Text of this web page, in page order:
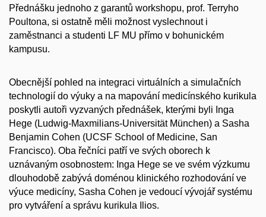
Přednášku jednoho z garantů workshopu, prof. Terryho
Poultona, si ostatně měli možnost vyslechnout i
zaměstnanci a studenti LF MU přímo v bohunickém
kampusu.
Obecnější pohled na integraci virtuálních a simulačních
technologií do výuky a na mapování medicínského kurikula
poskytli autoři vyzvaných přednášek, kterými byli Inga
Hege (Ludwig-Maxmilians-Universität München) a Sasha
Benjamin Cohen (UCSF School of Medicine, San
Francisco). Oba řečníci patří ve svých oborech k
uznávaným osobnostem: Inga Hege se ve svém výzkumu
dlouhodobě zabývá doménou klinického rozhodování ve
výuce medicíny, Sasha Cohen je vedoucí vývojář systému
pro vytváření a správu kurikula Ilios.